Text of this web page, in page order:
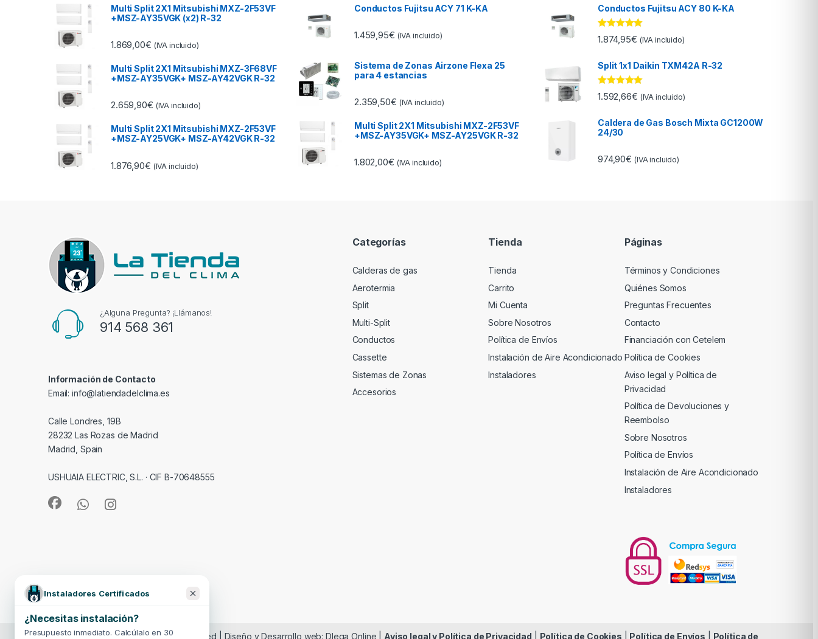
Multi Split 2X1 Mitsubishi MXZ-2F53VF
+MSZ-AY35VGK (x2) R-32
1.869,00€ (IVA incluido)
Multi Split 2X1 Mitsubishi MXZ-3F68VF
+MSZ-AY35VGK+ MSZ-AY42VGK R-32
2.659,90€ (IVA incluido)
Multi Split 2X1 Mitsubishi MXZ-2F53VF
+MSZ-AY25VGK+ MSZ-AY42VGK R-32
1.876,90€ (IVA incluido)
Conductos Fujitsu ACY 71 K-KA
1.459,95€ (IVA incluido)
Sistema de Zonas Airzone Flexa 25
para 4 estancias
2.359,50€ (IVA incluido)
Multi Split 2X1 Mitsubishi MXZ-2F53VF
+MSZ-AY35VGK+ MSZ-AY25VGK R-32
1.802,00€ (IVA incluido)
Conductos Fujitsu ACY 80 K-KA
Valorado con
5.00de 5
1.874,95€ (IVA incluido)
Split 1x1 Daikin TXM42A R-32
Valorado con
5.00de 5
1.592,66€ (IVA incluido)
Caldera de Gas Bosch Mixta GC1200W
24/30
974,90€ (IVA incluido)
¿Alguna Pregunta? ¡Llámanos!
914 568 361
Información de Contacto
Email: info@latiendadelclima.es
Calle Londres, 19B
28232 Las Rozas de Madrid
Madrid, Spain
USHUAIA ELECTRIC, S.L. · CIF B-70648555
Categorías
Calderas de gas
Aerotermia
Split
Multi-Split
Conductos
Cassette
Sistemas de Zonas
Accesorios
Tienda
Tienda
Carrito
Mi Cuenta
Sobre Nosotros
Política de Envíos
Instalación de Aire Acondicionado
Instaladores
Páginas
Términos y Condiciones
Quiénes Somos
Preguntas Frecuentes
Contacto
Financiación con Cetelem
Política de Cookies
Aviso legal y Política de
Privacidad
Política de Devoluciones y
Reembolso
Sobre Nosotros
Política de Envíos
Instalación de Aire Acondicionado
Instaladores
© latiendadelclima.es - All Rights Reserved | Diseño y Desarrollo web: Dlega Online | Aviso legal y Política de Privacidad Política de Cookies Política de Envíos Política de
Instaladores Certificados
¿Necesitas instalación?
Presupuesto inmediato. Calcúlalo en 30